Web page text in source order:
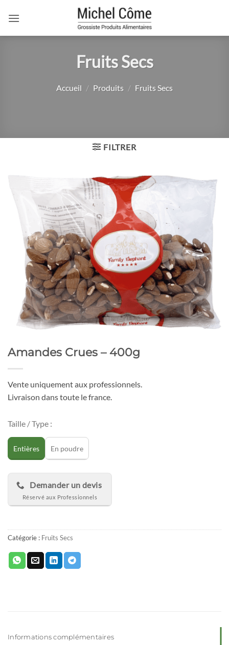
Fruits Secs
Accueil / Produits / Fruits Secs
FILTRER
Amandes Crues – 400g
Vente uniquement aux professionnels.
Livraison dans toute le france.
Taille / Type :
Entières En poudre
Demander un devis
Catégorie : Fruits Secs
Informations complémentaires